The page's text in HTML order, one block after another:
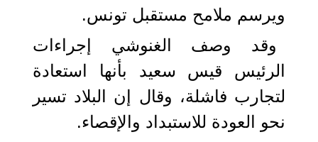
ويرسم ملامح مستقبل تونس.
وقد وصف الغنوشي إجراءات
الرئيس قيس سعيد بأنها استعادة
لتجارب فاشلة، وقال إن البلاد تسير
نحو العودة للاستبداد والإقصاء.